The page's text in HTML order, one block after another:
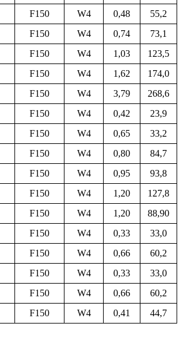
F150 W4 0,48
55,2
F150 W4 0,74
73,1
F150 W4 1,03
123,5
F150 W4 1,62
174,0
F150 W4 3,79
268,6
F150 W4 0,42
23,9
F150 W4 0,65
33,2
F150 W4 0,80
84,7
F150 W4 0,95
93,8
F150 W4 1,20
127,8
F150 W4 1,20
88,90
F150 W4 0,33
33,0
F150 W4 0,66
60,2
F150 W4 0,33
33,0
F150 W4 0,66
60,2
F150 W4 0,41 44,7